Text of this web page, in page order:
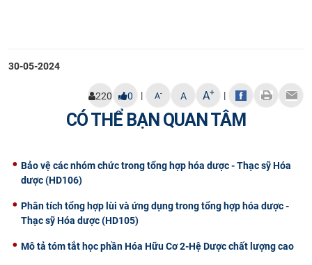
30-05-2024
220 0 | A- A A+ |
CÓ THỂ BẠN QUAN TÂM
Bảo vệ các nhóm chức trong tổng hợp hóa dược - Thạc sỹ Hóa
dược (HD106)
Phân tích tổng hợp lùi và ứng dụng trong tổng hợp hóa dược -
Thạc sỹ Hóa dược (HD105)
Mô tả tóm tắt học phần Hóa Hữu Cơ 2-Hệ Dược chất lượng cao